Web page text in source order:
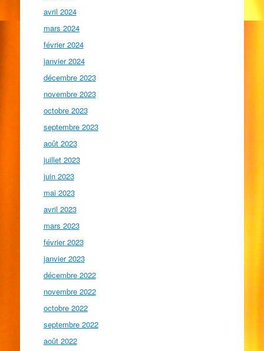
avril 2024
mars 2024
février 2024
janvier 2024
décembre 2023
novembre 2023
octobre 2023
septembre 2023
août 2023
juillet 2023
juin 2023
mai 2023
avril 2023
mars 2023
février 2023
janvier 2023
décembre 2022
novembre 2022
octobre 2022
septembre 2022
août 2022